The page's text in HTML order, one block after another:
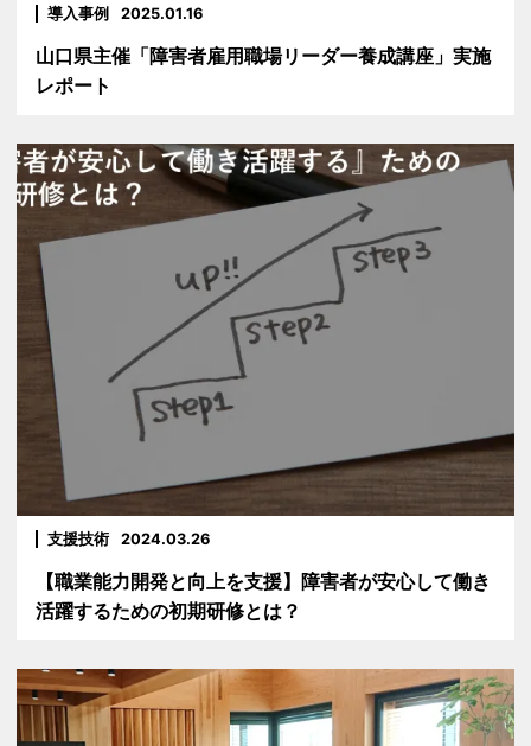
導入事例 2025.01.16
山口県主催「障害者雇用職場リーダー養成講座」実施
レポート
支援技術 2024.03.26
【職業能力開発と向上を支援】障害者が安心して働き
活躍するための初期研修とは？